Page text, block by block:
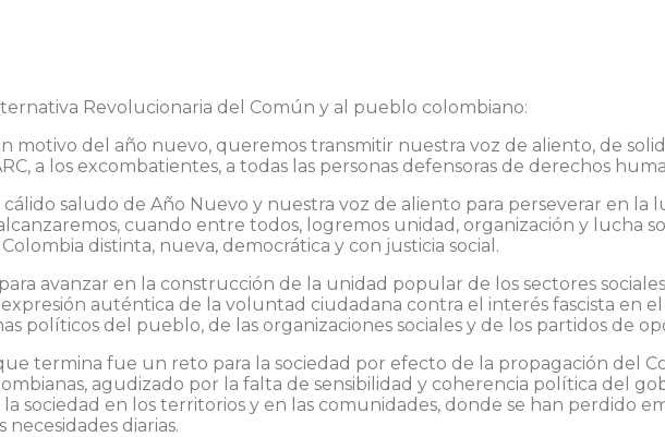
Revolucionaria del Común y al pueblo colombiano:
motivo del año nuevo, queremos transmitir nuestra voz de aliento, de
a los excombatientes, a todas las personas defensoras de derechos
saludo de Año Nuevo y nuestra voz de aliento para perseverar en la
cuando entre todos, logremos unidad, organización y lucha
distinta, nueva, democrática y con justicia social.
avanzar en la construcción de la unidad popular de los sectores
auténtica de la voluntad ciudadana contra el interés fascista en
políticos del pueblo, de las organizaciones sociales y de los partidos de
termina fue un reto para la sociedad por efecto de la propagación del
agudizado por la falta de sensibilidad y coherencia política del
sociedad en los territorios y en las comunidades, donde se han perdido
diarias.